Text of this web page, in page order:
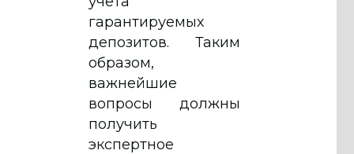
гарантируемых
депозитов. Таким
образом,
важнейшие
вопросы должны
получить
экспертное